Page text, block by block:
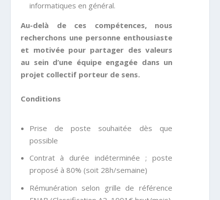
informatiques en général.
Au-delà de ces compétences, nous
recherchons une personne enthousiaste
et motivée pour partager des valeurs
au sein d’une équipe engagée dans un
projet collectif porteur de sens.
Conditions
Prise de poste souhaitée dès que
possible
Contrat à durée indéterminée ; poste
proposé à 80% (soit 28h/semaine)
Rémunération selon grille de référence